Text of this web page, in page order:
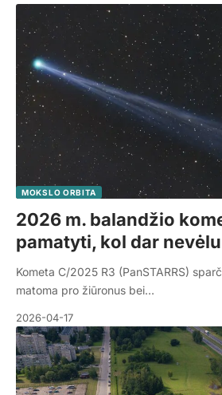
MOKSLO ORBITA
2026 m. balandžio
pamatyti, kol dar nevėlu
Kometa C/2025 R3 (PanSTARRS)
matoma pro žiūronus bei…
2026-04-17